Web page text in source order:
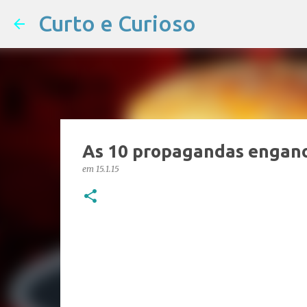
Curto e Curioso
As 10 propagandas
em 15.1.15